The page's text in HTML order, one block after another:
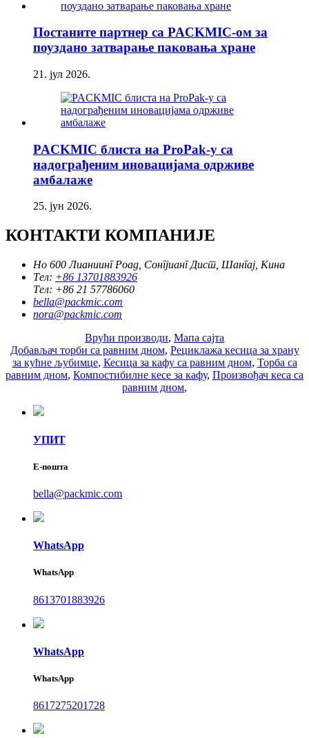
Постаните партнер са PACKMIC-ом за
поуздано затварање паковања хране
21. јул 2026.
PACKMIC блиста на ProPak-у са
надограђеним иновацијама одрживе
амбалаже
25. јун 2026.
КОНТАКТИ КОМПАНИЈЕ
Но 600 Лианиинг Роад, Сонгјианг Дист, Шангај, Кина
Тел: +86 13701883926
Тел: +86 21 57786060
bella@packmic.com
nora@packmic.com
Врући производи, Мапа сајта
Добављач торби са равним дном, Рециклажа кесица за храну
за кућне љубимце, Кесица за кафу са равним дном, Торба са
равним дном, Компостибилне кесе за кафу, Произвођач кеса са
равним дном,
УПИТ
Е-пошта
bella@packmic.com
WhatsApp
WhatsApp
8613701883926
WhatsApp
WhatsApp
8617275201728